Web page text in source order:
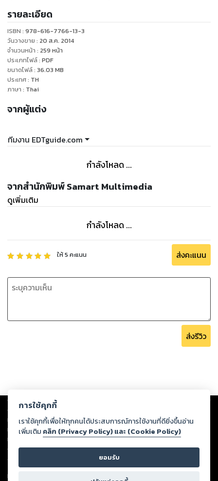
รายละเอียด
ISBN : 978-616-7766-13-3
วันวางขาย : 20 ส.ค. 2014
จำนวนหน้า : 259 หน้า
ประเภทไฟล์: PDF
ขนาดไฟล์: 36.03 MB
ประเทศ: TH
ภาษา : Thai
จากผู้แต่ง
ทีมงาน EDTguide.com
กำลังโหลด ...
จากสำนักพิมพ์ Samart Multimedia
ดูเพิ่มเติม
กำลังโหลด ...
ให้5 คะแนน ส่งคะแนน
ส่งรีวิว
Copyright © 2026
ต่อผลงานหรือเนื้อหาใดที่อัปโหลดผ่านเว็บไซต์และปรากฏว่าละเมิดสิทธิใน
ทรัพย์สินทางปัญญาของบุคคลอื่นหรือขัดต่อกฎหมายและศีลธรรม ดังนั้น ผู้อ่าน
ทุกท่านโปรดใช้วิจารณญาณในการกลั่นกรองด้วยตนเอง และหากท่านพบว่าส่วน
หนึ่งส่วนใดขัดต่อกฎหมายและศีลธรรม กรุณาแจ้งมายังบริษัท เพื่อทีมงานจะได้
ดำเนินการในทันที ทั้งนี้ ทางสตอรี่ล็อกขอสงวนลิขสิทธิ์ตามพระราชบัญญัติ
ลิขสิทธิ์ พ.ศ. 2537 (ฉบับล่าสุด)
For support: member@ookbee.com
การใช้คุกกี้
เราใช้คุกกี้เพื่อให้ทุกคนได้ประสบการณ์การใช้งานที่ดียิ่งขึ้นอ่าน
เพิ่มเติม คลิก (Privacy Policy) และ (Cookie Policy)
ยอมรับ